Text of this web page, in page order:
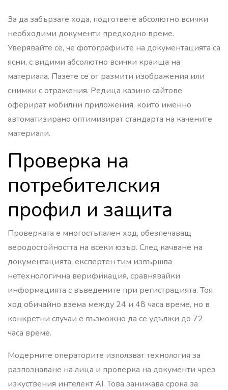
За да забързате хода, подгответе абсолютно всички
необходими документи предходно време.
Уверявайте се, че фотографиите на документацията са
ясни, с видими абсолютно всички краища на
материала. Пазете се от размити изображения или
снимки с отражения. Редица казино сайтове
оферират мобилни приложения, които именно
автоматизирано оптимизират стандарта на качените
материали.
Проверка на
потребителския
профил и защита
Проверката е многостъпален ход, обезпечаващ
веродостойността на всеки юзър. След качване на
документацията, експертен тим извършва
нетехнологична верификация, сравнявайки
информацията с въведените при регистрацията. Тоя
ход обичайно взема между 24 и 48 часа време, но в
конкретни случаи е възможно да се удължи до 72
часа време.
Модерните операторите използват технология за
разпознаване на лица и проверка на документи чрез
изкуствения интелект AI. Това занижава срока за